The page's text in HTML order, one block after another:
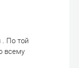
. По той
всему